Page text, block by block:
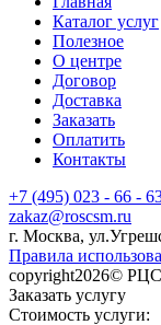
Каталог услуг
Полезное
О центре
Договор
Доставка
Заказать
Оплатить
Контакты
+7 (495) 023 - 66 -
zakaz@roscsm.ru
г. Москва,
Правила
copyright2026©
Заказать услугу
Стоимость услуги: